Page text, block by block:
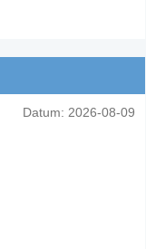
Datum: 2026-08-09